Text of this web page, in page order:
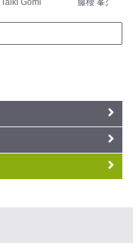
Taiki Gomi 藤櫻 峯久